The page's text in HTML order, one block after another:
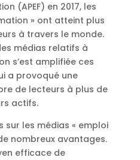
(APEF) en 2017, les
» ont atteint plus
à travers le monde.
médias relatifs à
s’est amplifiée ces
a provoqué une
de lecteurs à plus de
actifs.
sur les médias « emploi
nombreux avantages.
efficace de